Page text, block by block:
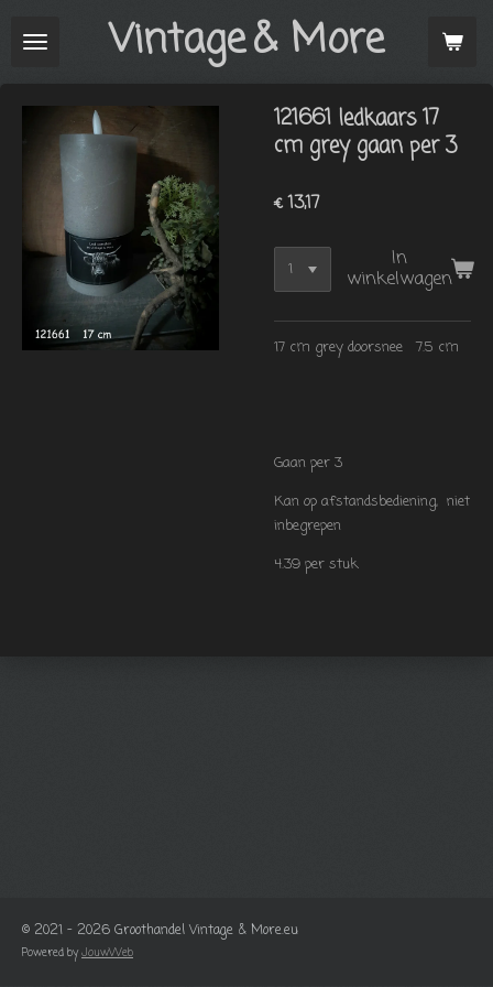
direct
hoofdinhoud
Vintage& More
121661 ledkaars 17
cm grey gaan per 3
€ 13,17
In
winkelwagen
17 cm grey doorsnee 7.5 cm
Gaan per 3
Kan op afstandsbediening, niet
inbegrepen
4.39 per stuk
© 2021 - 2026 Groothandel Vintage & More.eu
Powered byJouwWeb